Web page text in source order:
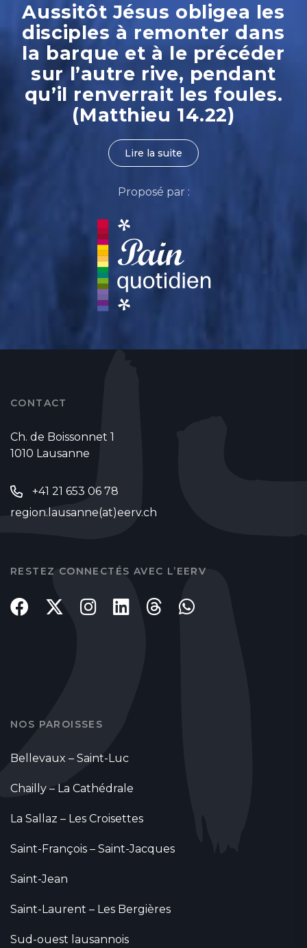
Aussitôt Jésus obligea les
disciples à remonter dans
la barque et à le précéder
sur l’autre rive, pendant
qu’il renverrait les foules.
(Matthieu 14.22)
Lire la suite
Proposé par :
CONTACT
Ch. de Boissonnet 1
1010 Lausanne
+41 21 653 06 78
region.lausanne(at)eerv.ch
RESTEZ CONNECTÉS AVEC L’EERV
NOS PAROISSES
Bellevaux – Saint-Luc
Chailly – La Cathédrale
La Sallaz – Les Croisettes
Saint-François – Saint-Jacques
Saint-Jean
Saint-Laurent – Les Bergières
Sud-ouest lausannois